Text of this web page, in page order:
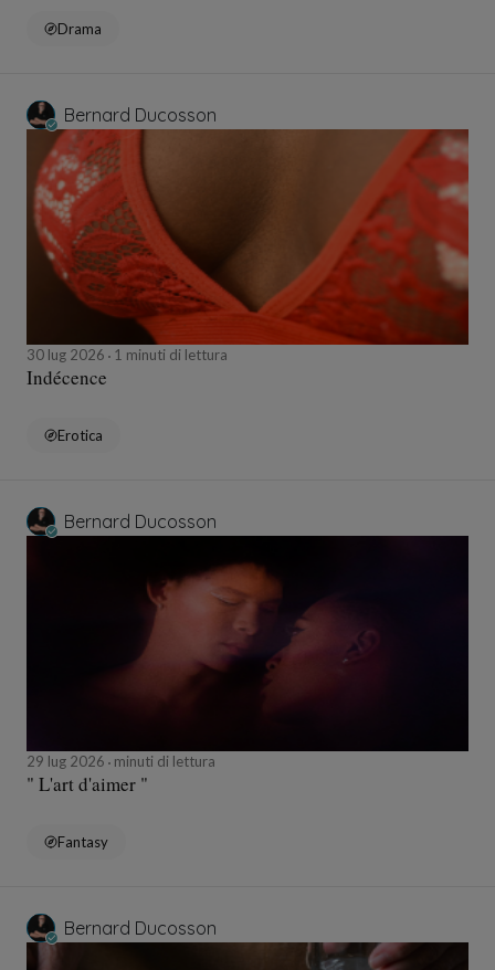
Drama
Bernard Ducosson
30 lug 2026 1 minuti di lettura
Indécence
Erotica
Bernard Ducosson
29 lug 2026 minuti di lettura
" L'art d'aimer "
Fantasy
Bernard Ducosson